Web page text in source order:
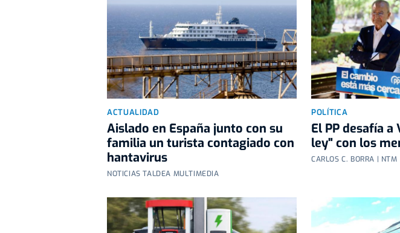
ACTUALIDAD
Aislado en España junto con su
familia un turista contagiado con
hantavirus
NOTICIAS TALDEA MULTIMEDIA
POLÍTICA
El PP desafía
ley" con los
CARLOS C. BORRA | NTM